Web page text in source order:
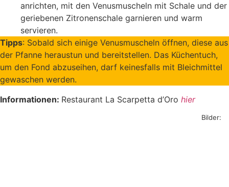
anrichten, mit den Venusmuscheln mit Schale und der
geriebenen Zitronenschale garnieren und warm
servieren.
Tipps: Sobald sich einige Venusmuscheln öffnen, diese aus
der Pfanne heraustun und bereitstellen. Das Küchentuch,
um den Fond abzuseihen, darf keinesfalls mit Bleichmittel
gewaschen werden.
Informationen: Restaurant La Scarpetta d’Oro hier
Bilder: